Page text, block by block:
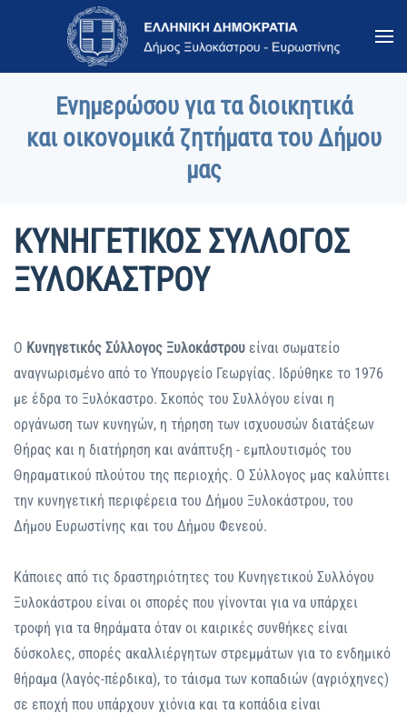
Skip to main content
Ενημερώσου για τα διοικητικά
και οικονομικά ζητήματα του Δήμου
μας
ΚΥΝΗΓΕΤΙΚΟΣ ΣΥΛΛΟΓΟΣ
ΞΥΛΟΚΑΣΤΡΟΥ
Ο Κυνηγετικός Σύλλογος Ξυλοκάστρου είναι σωματείο
αναγνωρισμένο από το Υπουργείο Γεωργίας. Ιδρύθηκε το 1976
με έδρα το Ξυλόκαστρο. Σκοπός του Συλλόγου είναι η
οργάνωση των κυνηγών, η τήρηση των ισχυουσών διατάξεων
Θήρας και η διατήρηση και ανάπτυξη - εμπλουτισμός του
Θηραματικού πλούτου της περιοχής. Ο Σύλλογος μας καλύπτει
την κυνηγετική περιφέρεια του Δήμου Ξυλοκάστρου, του
Δήμου Ευρωστίνης και του Δήμου Φενεού.
Κάποιες από τις δραστηριότητες του Κυνηγετικού Συλλόγου
Ξυλοκάστρου είναι οι σπορές που γίνονται για να υπάρχει
τροφή για τα θηράματα όταν οι καιρικές συνθήκες είναι
δύσκολες, σπορές ακαλλιέργητων στρεμμάτων για το ενδημικό
θήραμα (λαγός-πέρδικα), το τάισμα των κοπαδιών (αγριόχηνες)
σε εποχή που υπάρχουν χιόνια και τα κοπάδια είναι